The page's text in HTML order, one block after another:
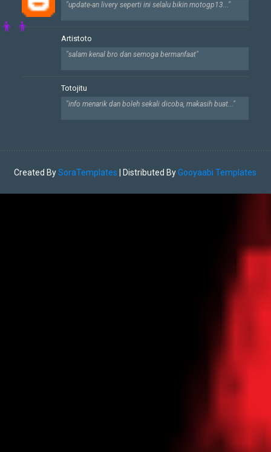
"update-an livery seperti ini selalu bikin motogp13..."
Artistoto
"salam kenal bro dan semoga bermanfaat"
Totojitu
"info menarik dan boleh sekali dicoba, makasih buat..."
Created BySoraTemplates | Distributed ByGooyaabi Templates